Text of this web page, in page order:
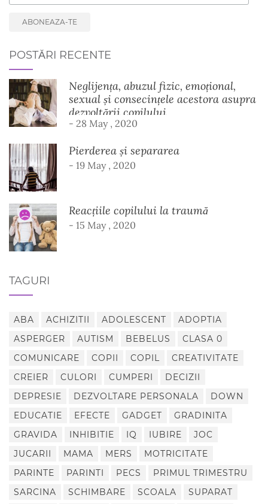
POSTĂRI RECENTE
Neglijența, abuzul fizic, emoțional,
sexual și consecințele acestora asupra
dezvoltării copilului
- 28 May , 2020
Pierderea și separarea
- 19 May , 2020
Reacțiile copilului la traumă
- 15 May , 2020
TAGURI
ABA ACHIZITII ADOLESCENT
ADOPTIA
ASPERGER
AUTISM BEBELUS
CLASA 0
COMUNICARE
COPII COPIL
CREATIVITATE
CREIER
CULORI CUMPERI
DECIZII
DEPRESIE
DEZVOLTARE PERSONALA
DOWN
EDUCATIE
EFECTE GADGET
GRADINITA
GRAVIDA
INHIBITIE IQ IUBIRE
JOC
JUCARII
MAMA MERS
MOTRICITATE
PARINTE
PARINTI PECS
PRIMUL TRIMESTRU
SARCINA
SCHIMBARE SCOALA SUPARAT